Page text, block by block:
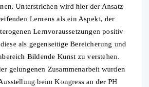
Unterstrichen wird hier der Ansatz
Lernens als ein Aspekt, der
Lernvoraussetzungen positiv
als gegenseitige Bereicherung und
Bildende Kunst zu verstehen.
gelungenen Zusammenarbeit wurden
beim Kongress an der PH